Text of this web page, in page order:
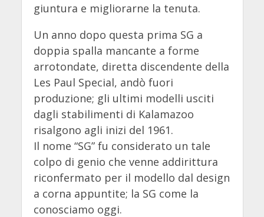
giuntura e migliorarne la tenuta.
Un anno dopo questa prima SG a
doppia spalla mancante a forme
arrotondate, diretta discendente della
Les Paul Special, andò fuori
produzione; gli ultimi modelli usciti
dagli stabilimenti di Kalamazoo
risalgono agli inizi del 1961.
Il nome “SG” fu considerato un tale
colpo di genio che venne addirittura
riconfermato per il modello dal design
a corna appuntite; la SG come la
conosciamo oggi.